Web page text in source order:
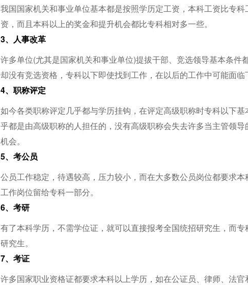
我国国家机关和事业单位基本都是按照学历定工资，本科工资比专
资，而且本科以上的奖金和提升机会都比专科相对多一些。
3、人事改革
许多单位(尤其是国家机关和事业单位)提拔干部、竞选领导基本条件
却没有竞选资格，专科以下即使找到工作，在以后的工作中可能面临
4、职称评定
如今各类职称评定几乎都与学历挂钩，在评定高级职称时专科以下
乎都是由高级职称的人担任的，没有高级职称会失去许多当主管领
机会。
5、考公员
公员工作稳定，待遇较高，压力较小，而在大多数公员岗位都要求
工作岗位留给专科一部分。
6、考研
有了本科学历，不需学位证，就可以直接报考全国统招研究生，而
研究生。
7、考证
许多国家职业资格证都要求本科以上学历，如在公证员、律师、法